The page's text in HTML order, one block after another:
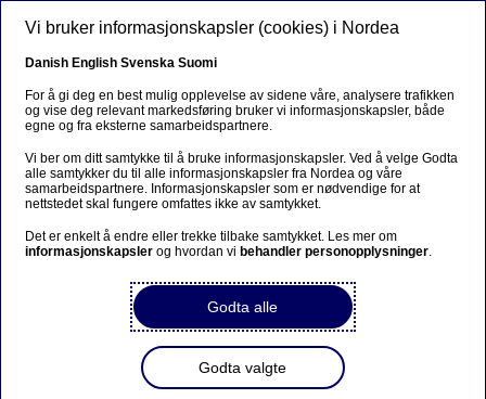
NO
Dette sier Nordeas eksperter
om 2024
18-12-2023
Det er utsikter til høyere lønnsvekst og et jojo-år i
boligmarkedet. Samtidig må nordmenn belage
seg på at fortsatt økte priser på varer vil kjennes
på lommeboka langt inn i 2024.
Vi bruker informasjonskapsler (cookies) i Nordea
Danish English Svenska Suomi
For å gi deg en best mulig opplevelse av sidene våre, analysere trafikken
og vise deg relevant markedsføring bruker vi informasjonskapsler, både
egne og fra eksterne samarbeidspartnere.
Vi ber om ditt samtykke til å bruke informasjonskapsler. Ved å velge Godta
alle samtykker du til alle informasjonskapsler fra Nordea og våre
samarbeidspartnere. Informasjonskapsler som er nødvendige for at
nettstedet skal fungere omfattes ikke av samtykket.
Det er enkelt å endre eller trekke tilbake samtykket. Les mer om
informasjonskapsler og hvordan vi behandler personopplysninger.
Godta alle
Godta valgte